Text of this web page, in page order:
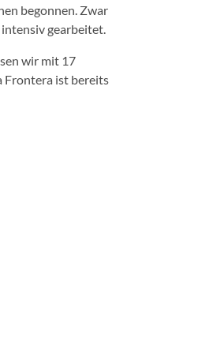
begonnen. Zwar
gearbeitet.
wir mit 17
Frontera ist bereits